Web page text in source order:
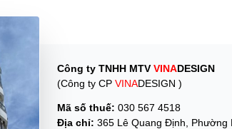
Công ty TNHH MTV VINADESIGN
(Công ty CP VINADESIGN )
Mã số thuế: 030 567 4518
Địa chỉ: 365 Lê Quang Định, Phường